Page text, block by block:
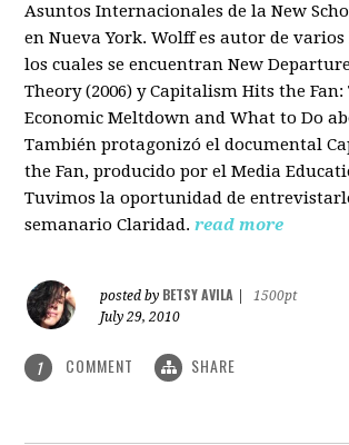
Asuntos Internacionales de la New
en Nueva York. Wolff es autor de
los cuales se encuentran New
Theory (2006) y Capitalism Hits the Fan:
Economic Meltdown and What to Do
También protagonizó el documental
the Fan, producido por el Media
Tuvimos la oportunidad de
semanario Claridad. read more
posted by BETSY AVILA
1500pt
July 29, 2010
1 COMMENT SHARE